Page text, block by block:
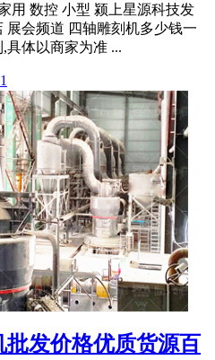
用 数控 小型 颍上星源科技发
展会频道 四轴雕刻机多少钱一
具体以商家为准 ...
批发价格优质货源百